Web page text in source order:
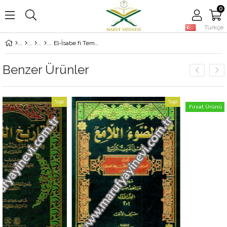
Türkçe
0
El-İsabe fi Temyizis-Sahabe - الإصابة في تمييز الصحابة
Benzer Ürünler
%50
İndirim
%50İndirim
%50
İndirim
%50İndirim
Fırsat Ürünü